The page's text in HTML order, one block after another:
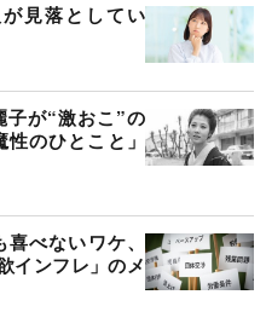
見落としてい
子が“激おこ”の
のひとこと」
べないワケ、
インフレ」のメ